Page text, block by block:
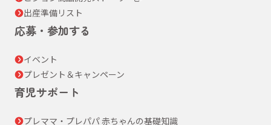
出産準備リスト
応募・参加する
イベント
プレゼント＆キャンペーン
育児サポート
プレママ・プレパパ 赤ちゃんの基礎知識